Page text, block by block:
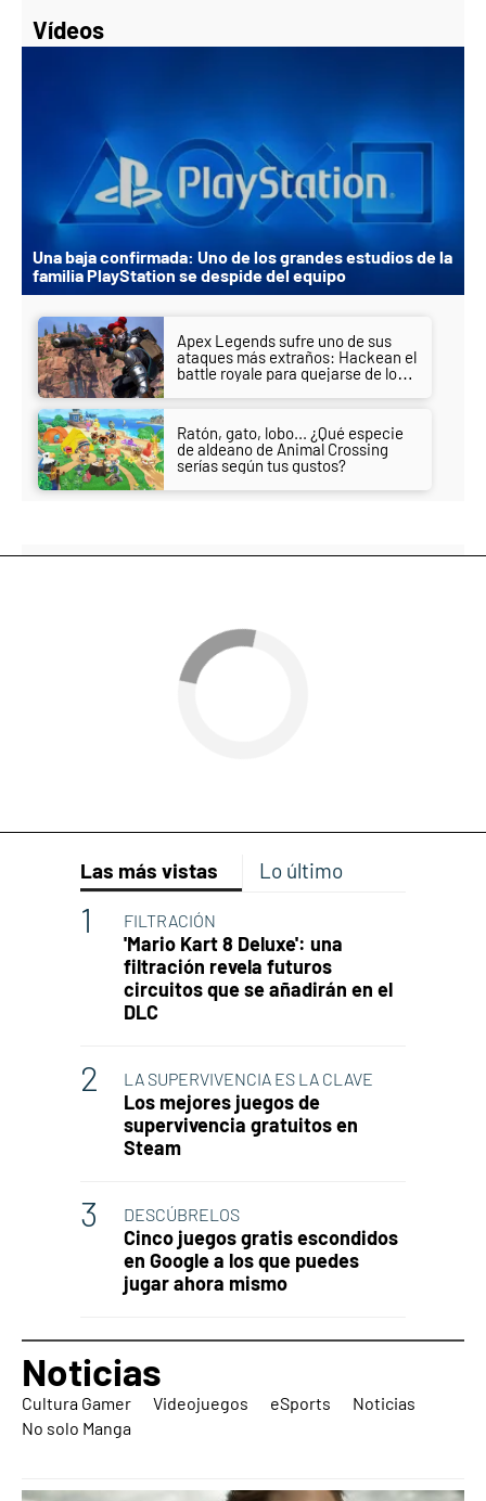
Vídeos
Una baja confirmada: Uno de los grandes estudios de la
familia PlayStation se despide del equipo
Apex Legends sufre uno de sus
ataques más extraños: Hackean el
battle royale para quejarse de los
Ratón, gato, lobo... ¿Qué especie
de aldeano de Animal Crossing
serías según tus gustos?
Las más vistas Lo último
FILTRACIÓN
'Mario Kart 8 Deluxe': una
filtración revela futuros
circuitos que se añadirán en el
DLC
LA SUPERVIVENCIA ES LA CLAVE
Los mejores juegos de
supervivencia gratuitos en
Steam
DESCÚBRELOS
Cinco juegos gratis escondidos
en Google a los que puedes
jugar ahora mismo
Noticias
Cultura Gamer Videojuegos eSports
Noticias
No solo Manga